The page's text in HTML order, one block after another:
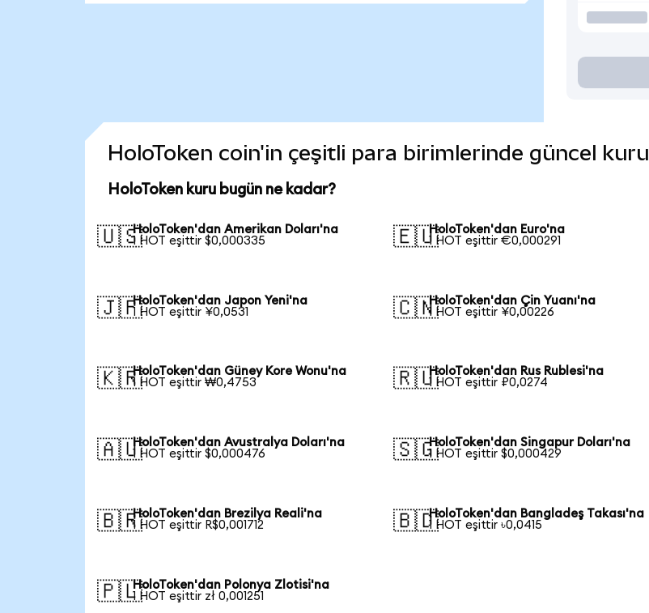
HoloToken coin'in çeşitli para birimlerinde güncel kuru
HoloToken kuru bugün ne kadar?
🇺🇸HoloToken'dan Amerikan Doları'na
1 HOT eşittir $0,000335
🇪🇺HoloToken'dan Euro'na
1 HOT eşittir €0,000291
🇯🇵HoloToken'dan Japon Yeni'na
1 HOT eşittir ¥0,0531
🇨🇳HoloToken'dan Çin Yuanı'na
1 HOT eşittir ¥0,00226
🇰🇷HoloToken'dan Güney Kore Wonu'na
1 HOT eşittir ₩0,4753
🇷🇺HoloToken'dan Rus Rublesi'na
1 HOT eşittir ₽0,0274
🇦🇺HoloToken'dan Avustralya Doları'na
1 HOT eşittir $0,000476
🇸🇬HoloToken'dan Singapur Doları'na
1 HOT eşittir $0,000429
🇧🇷HoloToken'dan Brezilya Reali'na
1 HOT eşittir R$0,001712
🇧🇩HoloToken'dan Bangladeş Takası'na
1 HOT eşittir ৳0,0415
🇵🇱HoloToken'dan Polonya Zlotisi'na
1 HOT eşittir zł 0,001251